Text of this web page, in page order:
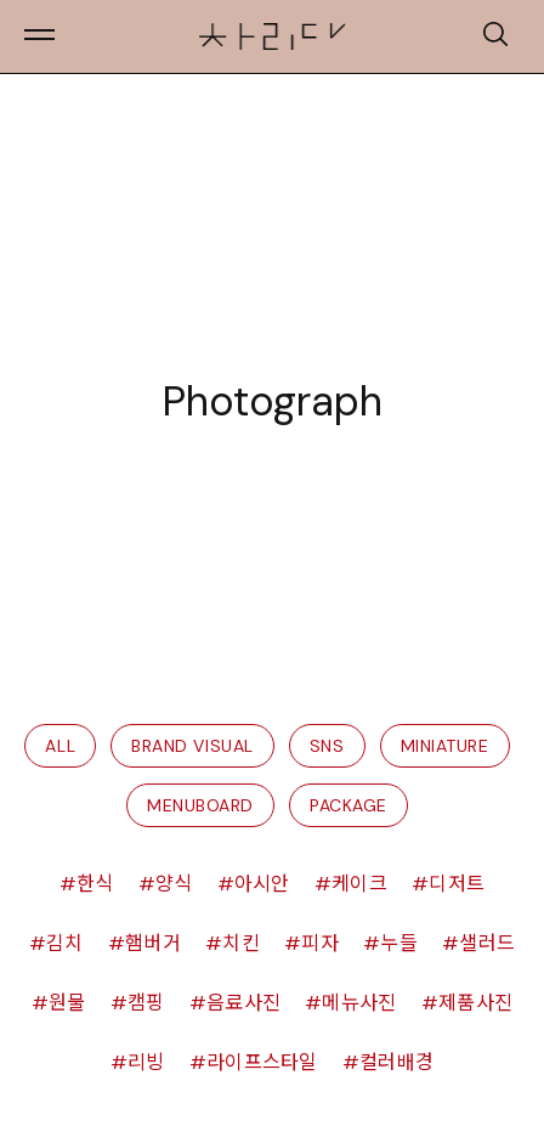
ALL BRAND VISUAL SNS MINIATURE
MENUBOARD PACKAGE
한식 양식 아시안 케이크 디저트
김치 햄버거 치킨 피자 누들 샐러드
원물 캠핑 음료사진 메뉴사진 제품사진
리빙 라이프스타일 컬러배경